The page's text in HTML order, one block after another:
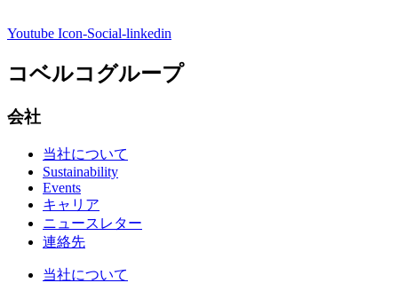
Youtube Icon-Social-linkedin
コベルコグループ
会社
当社について
Sustainability
Events
キャリア
ニュースレター
連絡先
当社について